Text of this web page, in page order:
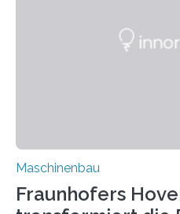
Durch den verstärkten
Maschinenbau
Fraunhofers